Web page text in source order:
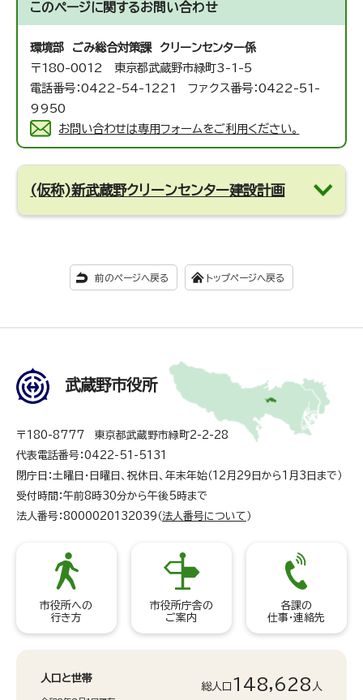
このページに関するお問い合わせ
環境部 ごみ総合対策課 クリーンセンター係
〒180-0012 東京都武蔵野市緑町3-1-5
電話番号：0422-54-1221 ファクス番号：0422-51-
9950
お問い合わせは専用フォームをご利用ください。
(仮称)新武蔵野クリーンセンター建設計画
前のページへ戻る トップページへ戻る
武蔵野市役所
〒180-8777 東京都武蔵野市緑町2-2-28
代表電話番号：0422-51-5131
閉庁日：土曜日・日曜日、祝休日、年末年始（12月29日から1月3日まで）
受付時間：午前8時30分から午後5時まで
法人番号：8000020132039（ 法人番号について ）
市役所への
行き方
市役所庁舎の
ご案内
各課の
仕事・連絡先
人口と世帯
総人口 148,628 人